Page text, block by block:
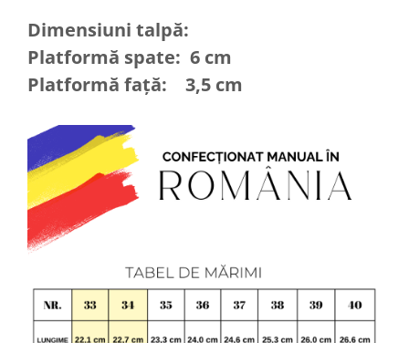
Dimensiuni talpă:
Platformă spate: 6 cm
Platformă față: 3,5 cm